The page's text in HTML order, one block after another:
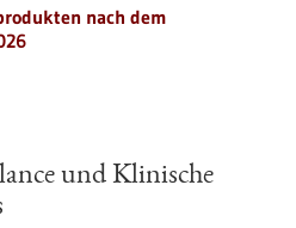
nach dem
und Klinische